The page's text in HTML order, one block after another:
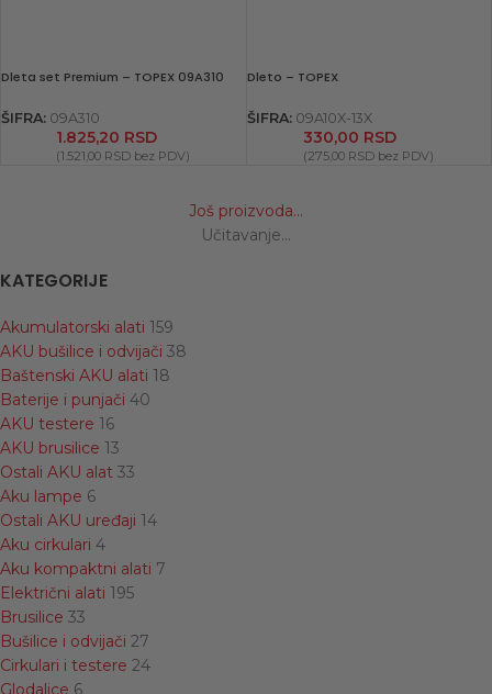
KATEGORIJE
Akumulatorski alati 159
AKU bušilice i odvijači 38
Baštenski AKU alati 18
Baterije i punjači 40
AKU testere 16
AKU brusilice 13
Ostali AKU alat 33
Aku lampe 6
Ostali AKU uređaji 14
Aku cirkulari 4
Aku kompaktni alati 7
Električni alati 195
Brusilice 33
Bušilice i odvijači 27
Cirkulari i testere 24
Glodalice 6
Dleta set Premium – TOPEX 09A310
ŠIFRA: 09A310
1.825,20 RSD
(1.521,00 RSD bez PDV)
Dleto – TOPEX
ŠIFRA: 09A10X-13X
330,00 RSD
(275,00 RSD bez PDV)
Još proizvoda...
Učitavanje...